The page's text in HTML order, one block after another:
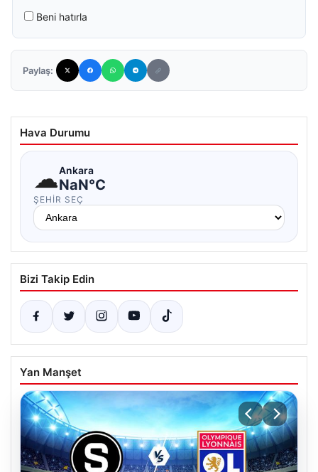
Beni hatırla
Paylaş:
Hava Durumu
☁Ankara
NaN°C
ŞEHIR SEÇ
Bizi Takip Edin
Yan Manşet